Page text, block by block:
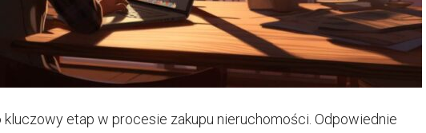
etap w procesie zakupu nieruchomości. Odpowiednie